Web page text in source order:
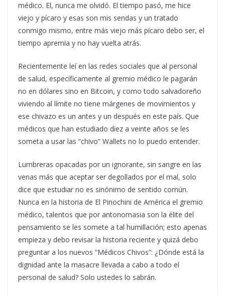
médico. El, nunca me olvidó. El tiempo pasó, me hice
viejo y pícaro y esas son mis sendas y un tratado
conmigo mismo, entre más viejo más pícaro debo ser, el
tiempo apremia y no hay vuelta atrás.
Recientemente leí en las redes sociales que al personal
de salud, específicamente al gremio médico le pagarán
no en dólares sino en Bitcoin, y como todo salvadoreño
viviendo al límite no tiene márgenes de movimientos y
ese chivazo es un antes y un después en este país. Que
médicos que han estudiado diez a veinte años se les
someta a usar las “chivo” Wallets no lo puedo entender.
Lumbreras opacadas por un ignorante, sin sangre en las
venas más que aceptar ser degollados por el mal, solo
dice que estudiar no es sinónimo de sentido común.
Nunca en la historia de El Pinochini de América el gremio
médico, talentos que por antonomasia son la élite del
pensamiento se les somete a tal humillación; esto apenas
empieza y debo revisar la historia reciente y quizá debo
preguntar a los nuevos “Médicos Chivos”: ¿Dónde está la
dignidad ante la masacre llevada a cabo a todo el
personal de salud? Solo ustedes lo sabrán.